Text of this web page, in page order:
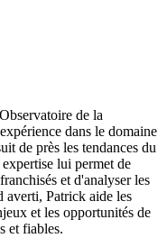
de la
dans le domaine
de près les tendances du
lui permet de
et d'analyser les
averti, Patrick aide les
et les opportunités de
et fiables.